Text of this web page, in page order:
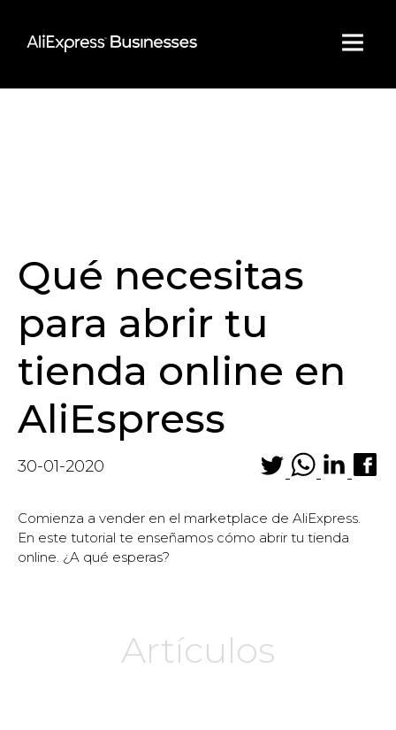
content
Qué necesitas
para abrir tu
tienda online en
AliEspress
30-01-2020
Comienza a vender en el marketplace de AliExpress.
En este tutorial te enseñamos cómo abrir tu tienda
online. ¿A qué esperas?
Artículos